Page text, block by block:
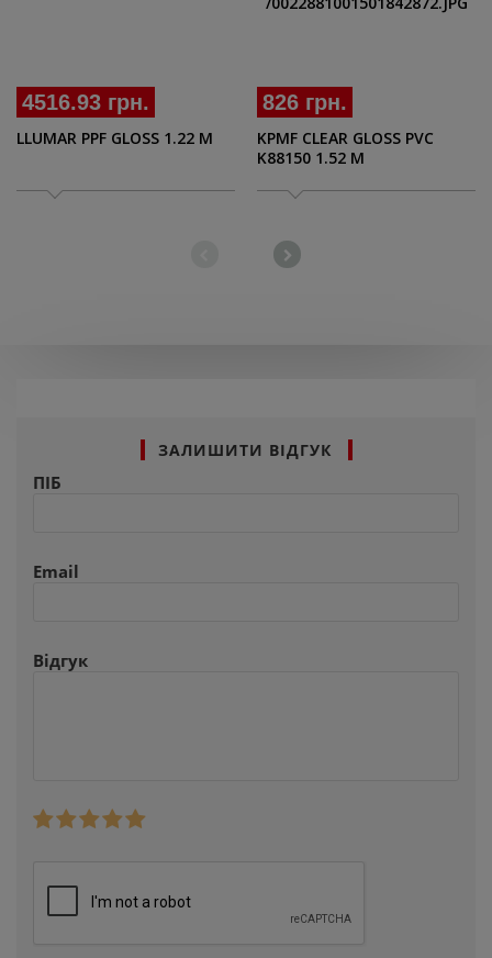
4516.93 грн.
LLUMAR PPF GLOSS 1.22 M
826 грн.
KPMF CLEAR GLOSS PVC
K88150 1.52 M
ЗАЛИШИТИ ВІДГУК
ПІБ
Email
Відгук